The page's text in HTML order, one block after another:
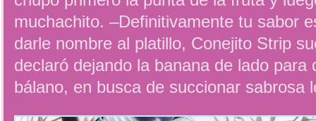
muchachito. –Definitivamente tu sabor
darle nombre al platillo, Conejito Strip
declaró dejando la banana de lado para
bálano, en busca de succionar sabrosa